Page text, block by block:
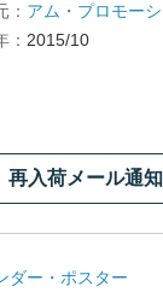
： アム・プロモー
： 2015/10
再入荷メール通知
ダー・ポスター